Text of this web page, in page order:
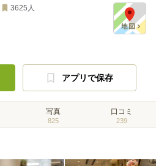
3625 人
アプリで保存
写真
825
口コミ
239